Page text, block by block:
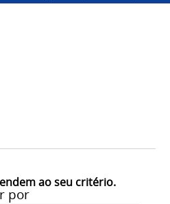
ao seu critério.
por